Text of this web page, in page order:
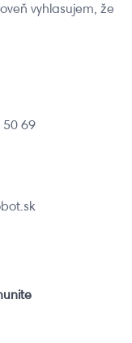
vyhlasujem, že
50 69